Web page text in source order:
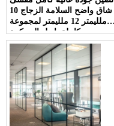
شاق واضح السلامة الزجاج 10
ملليمتر 12 ملليمتر لمجموعة
كاملة باديل المحكمة